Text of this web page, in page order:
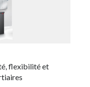
flexibilité et